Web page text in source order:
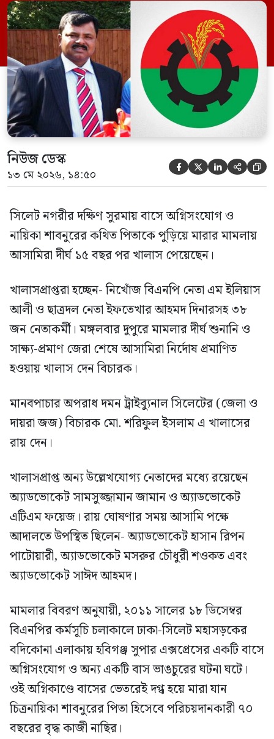
ইফতেখার আহমদ দিনারসহ ৩৮ জন নেতাকর্মী।
মঙ্গলবার দুপুরে মামলার দীর্ঘ শুনানি ও সাক্ষ্য-
প্রমাণ জেরা শেষে আসামিরা নির্দোষ প্রমাণিত
হওয়ায় খালাস দেন বিচারক। মানবপাচার […]
নিউজ ডেস্ক
১৩ মে ২০২৬, ১৪:৫০     
সিলেট নগরীর দক্ষিণ সুরমায় বাসে অগ্নিসংযোগ ও
নায়িকা শাবনুরের কথিত পিতাকে পুড়িয়ে মারার মামলায়
আসামিরা দীর্ঘ ১৫ বছর পর খালাস পেয়েছেন।
খালাসপ্রাপ্তরা হচ্ছেন- নিখোঁজ বিএনপি নেতা এম ইলিয়াস
আলী ও ছাত্রদল নেতা ইফতেখার আহমদ দিনারসহ ৩৮
জন নেতাকর্মী। মঙ্গলবার দুপুরে মামলার দীর্ঘ শুনানি ও
সাক্ষ্য-প্রমাণ জেরা শেষে আসামিরা নির্দোষ প্রমাণিত
হওয়ায় খালাস দেন বিচারক।
মানবপাচার অপরাধ দমন ট্রাইব্যুনাল সিলেটের (জেলা ও
দায়রা জজ) বিচারক মো. শরিফুল ইসলাম এ খালাসের
রায় দেন।
খালাসপ্রাপ্ত অন্য উল্লেখযোগ্য নেতাদের মধ্যে রয়েছেন
অ্যাডভোকেট সামসুজ্জামান জামান ও অ্যাডভোকেট
এটিএম ফয়েজ। রায় ঘোষণার সময় আসামি পক্ষে
আদালতে উপস্থিত ছিলেন- অ্যাডভোকেট হাসান রিপন
পাটোয়ারী, অ্যাডভোকেট মসরুর চৌধুরী শওকত এবং
অ্যাডভোকেট সাঈদ আহমদ।
মামলার বিবরণ অনুযায়ী, ২০১১ সালের ১৮ ডিসেম্বর
বিএনপির কর্মসূচি চলাকালে ঢাকা-সিলেট মহাসড়কের
বদিকোনা এলাকায় হবিগঞ্জ সুপার এক্সপ্রেসের একটি বাসে
অগ্নিসংযোগ ও অন্য একটি বাস ভাঙচুরের ঘটনা ঘটে।
ওই অগ্নিকাণ্ডে বাসের ভেতরেই দগ্ধ হয়ে মারা যান
চিত্রনায়িকা শাবনুরের পিতা হিসেবে পরিচয়দানকারী ৭০
বছরের বৃদ্ধ কাজী নাছির।